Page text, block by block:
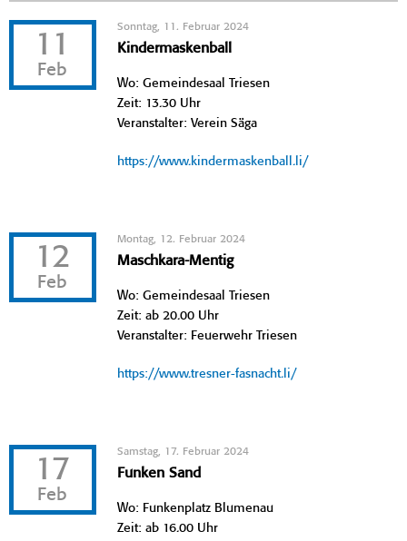
11
Feb
Sonntag, 11. Februar 2024
Kindermaskenball
Wo: Gemeindesaal Triesen
Zeit: 13.30 Uhr
Veranstalter: Verein Säga
https://www.kindermaskenball.li/
12
Feb
Montag, 12. Februar 2024
Maschkara-Mentig
Wo: Gemeindesaal Triesen
Zeit: ab 20.00 Uhr
Veranstalter: Feuerwehr Triesen
https://www.tresner-fasnacht.li/
17
Feb
Samstag, 17. Februar 2024
Funken Sand
Wo: Funkenplatz Blumenau
Zeit: ab 16.00 Uhr